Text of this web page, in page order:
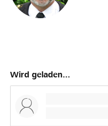
Wird geladen...